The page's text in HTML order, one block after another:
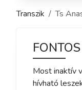
Transzik Ts
Most inaktív
hívható